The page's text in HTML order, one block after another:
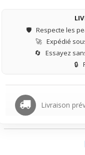
🛡️ Respecte les
🚀 Expédié
🔄 Essayez
🔒
Livraison